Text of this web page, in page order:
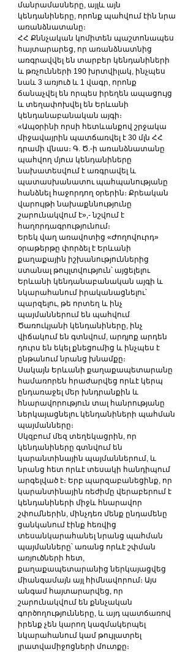
մանրամասները, այլև այն
կենդանիները, որոնք պահվում էին նրա
առանձնատանը։
ՀՀ Քննչական կոմիտեն պաշտոնապես
հայտարարեց, որ առանձնատնից
առգրավվել են տարբեր կենդանիների
և թռչունների 190 խրտվիլակ, ինչպես
նաև 3 առյուծ և 1 վագր, որոնք
ճանաչվել են որպես իրեղեն ապացույց
և տեղափոխվել են Երևանի
կենդանաբանական այգի։
«Ապօրինի որսի հետևանքով շրջակա
միջավայրին պատճառվել է 30 մլն ՀՀ
դրամի վնաս։ Գ. Ծ.-ի առանձնատանը
պահվող մյուս կենդանիները
նախատեսվում է առգրավել և
պատասխանատու պահպանությանը
հանձնել հաջորդող օրերին։ Քրեական
վարույթի նախաքննությունը
շարունակվում է»,- նշվում է
հաղորդագրությունում։
Երեկ վաղ առավոտից «Ժողովուրդ»
օրաթերթը փորձել է Երևանի
քաղաքային իշխանություններից
ստանալ թույլտվություն՝ այցելելու
Երևանի կենդանաբանական այգի և
նկարահանում իրականացնելու՝
պարզելու, թե որտեղ և ինչ
պայմաններում են պահվում
Ծառուկյանի կենդանիները, ինչ
վիճակում են գտնվում, արդյոք արդեն
դուրս են եկել քնեցումից և ինչպես է
ընթանում նրանց խնամքը։
Սակայն Երևանի քաղաքապետարանը
համառորեն հրաժարվեց որևէ կերպ
ընդառաջել մեր խնդրանքին և
հնարավորություն տալ հանրությանը
ներկայացնելու կենդանիների պահման
պայմանները։
Սկզբում մեզ տեղեկացրին, որ
կենդանիները գտնվում են
կարանտինային պայմաններում, և
նրանց հետ որևէ տեսակի հանդիպում
արգելված է։ Երբ պարզաբանեցինք, որ
կարանտինային ռեժիմը վերաբերում է
կենդանիների միջև հնարավոր
շփումներին, մինչդեռ մենք ընդամենը
ցանկանում էինք հեռվից
տեսանկարահանել նրանց պահման
պայմանները՝ առանց որևէ շփման
առյուծների հետ,
քաղաքապետարանից ներկայացվեց
միանգամայն այլ հիմնավորում։ Այս
անգամ հայտարարվեց, որ
շարունակվում են քննչական
գործողությունները, և այդ պատճառով
իրենք չեն կարող կազմակերպել
նկարահանում կամ թույլատրել
լրատվամիջոցների մուտքը։